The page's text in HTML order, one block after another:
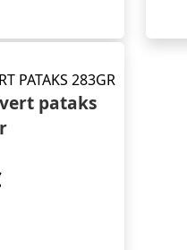
pataks